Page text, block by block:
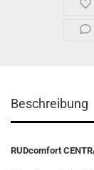
Beschreibung
RUDcomfort